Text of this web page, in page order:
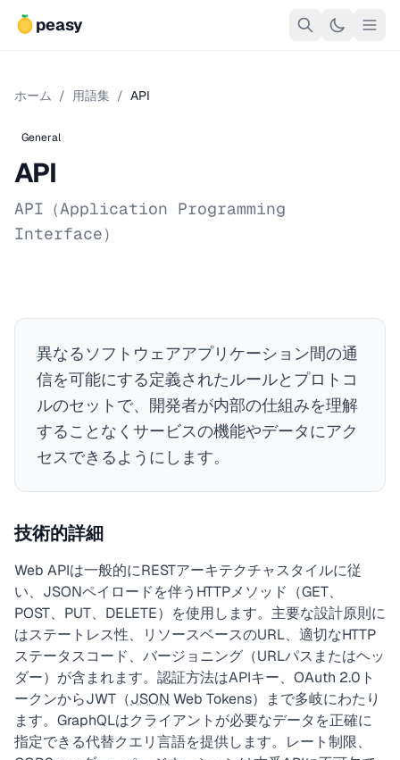
peasy
ホーム / 用語集 / API
General
API
API（Application Programming
Interface）
異なるソフトウェアアプリケーション間の通
信を可能にする定義されたルールとプロトコ
ルのセットで、開発者が内部の仕組みを理解
することなくサービスの機能やデータにアク
セスできるようにします。
技術的詳細
Web APIは一般的にRESTアーキテクチャスタイルに従
い、JSONペイロードを伴うHTTPメソッド（GET、
POST、PUT、DELETE）を使用します。主要な設計原則に
はステートレス性、リソースベースのURL、適切なHTTP
ステータスコード、バージョニング（URLパスまたはヘッ
ダー）が含まれます。認証方法はAPIキー、OAuth 2.0ト
ークンからJWT（JSON Web Tokens）まで多岐にわたり
ます。GraphQLはクライアントが必要なデータを正確に
指定できる代替クエリ言語を提供します。レート制限、